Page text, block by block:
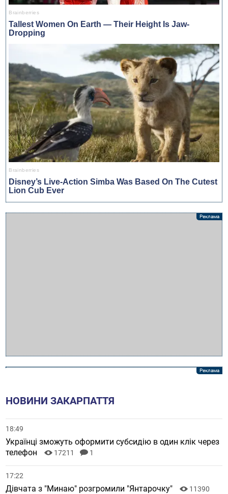
НОВИНИ ЗАКАРПАТТЯ
18:49
Українці зможуть оформити субсидію в один клік через
телефон
17211 1
17:22
Дівчата з "Минаю" розгромили "Янтарочку"
11390